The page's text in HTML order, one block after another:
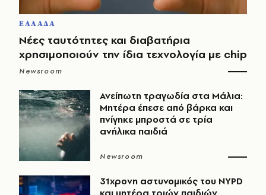
ΕΛΛΑΔΑ
Νέες ταυτότητες και διαβατήρια
χρησιμοποιούν την ίδια τεχνολογία με chip
Newsroom
Ανείπωτη τραγωδία στα Μάλια:
Μητέρα έπεσε από βάρκα και
πνίγηκε μπροστά σε τρία
ανήλικα παιδιά
Newsroom
31χρονη αστυνομικός του NYPD